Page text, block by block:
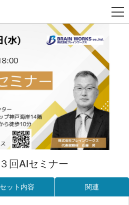
回AIセミナー
セット内容 関連